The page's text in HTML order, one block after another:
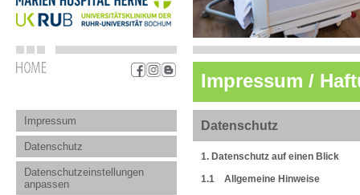
Impressum /
Impressum
Datenschutz
Datenschutz­einstellungen
anpassen
Datenschutz
1. Datenschutz auf einen Blick
1.1 Allgemeine Hinweise